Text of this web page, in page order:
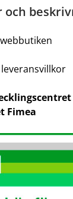
Fimea